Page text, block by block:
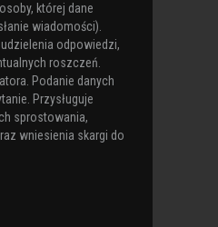
której dane
wiadomości).
odpowiedzi,
roszczeń.
Podanie danych
Przysługuje
sprostowania,
wniesienia skargi do